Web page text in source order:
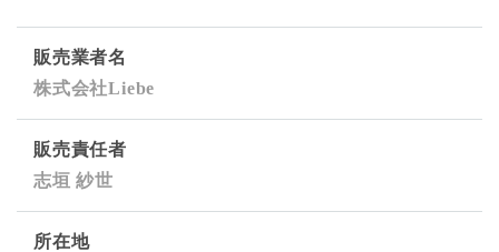
販売業者名
株式会社Liebe
販売責任者
志垣 紗世
所在地